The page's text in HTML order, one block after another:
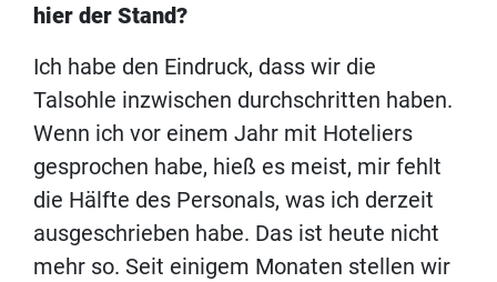
hier der Stand?
Ich habe den Eindruck, dass wir die
Talsohle inzwischen durchschritten haben.
Wenn ich vor einem Jahr mit Hoteliers
gesprochen habe, hieß es meist, mir fehlt
die Hälfte des Personals, was ich derzeit
ausgeschrieben habe. Das ist heute nicht
mehr so. Seit einigem Monaten stellen wir